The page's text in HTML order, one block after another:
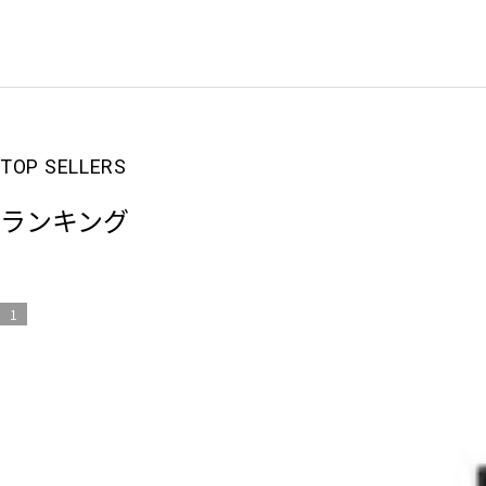
ランキング